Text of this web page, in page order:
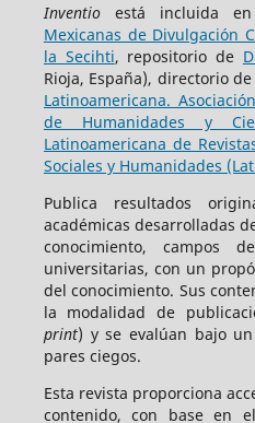
Inventioestá incluida
Mexicanas de Divulgación
la Secihti, repositorio de
Rioja, España), directorio de
Latinoamericana.
de Humanidades y
Latinoamericana de
Sociales y Humanidades
Publica resultados
académicas desarrolladas
conocimiento, campos
universitarias, con un
del conocimiento. Sus
la modalidad de
print) y se evalúan bajo
pares ciegos.
Esta revista proporciona
contenido, con base en